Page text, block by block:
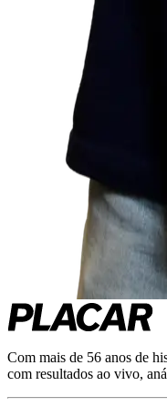
Com mais de 56 anos de
com resultados ao vivo,